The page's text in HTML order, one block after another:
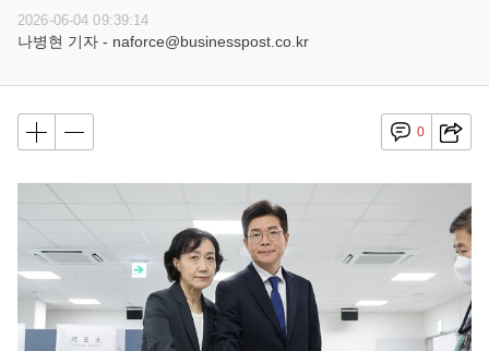
2026-06-04 09:39:14
나병현 기자 - naforce@businesspost.co.kr
0